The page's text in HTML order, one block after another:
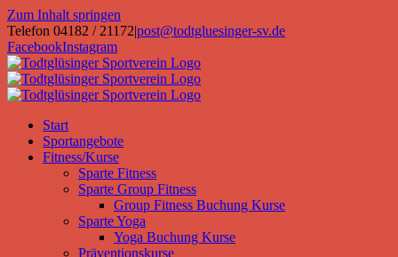
Zum Inhalt springen
Telefon 04182 / 21172|post@todtgluesinger-sv.de
FacebookInstagram
Start
Sportangebote
Fitness/Kurse
Sparte Fitness
Sparte Group Fitness
Group Fitness Buchung Kurse
Sparte Yoga
Yoga Buchung Kurse
Präventionskurse